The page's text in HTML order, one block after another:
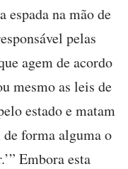
espada na mão de
pelas
agem de acordo
mesmo as leis de
estado e matam
forma alguma o
Embora esta